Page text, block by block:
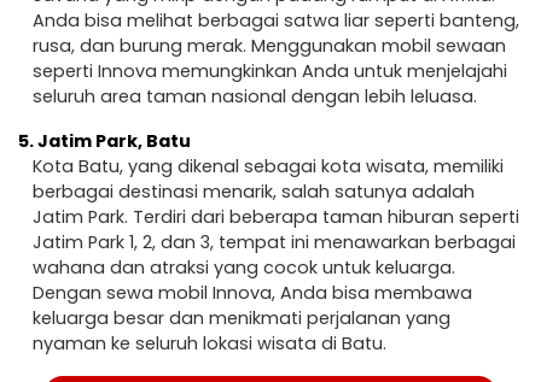
Anda bisa melihat berbagai satwa liar seperti banteng,
rusa, dan burung merak. Menggunakan mobil sewaan
seperti Innova memungkinkan Anda untuk menjelajahi
seluruh area taman nasional dengan lebih leluasa.
5.Jatim Park, Batu
Kota Batu, yang dikenal sebagai kota wisata, memiliki
berbagai destinasi menarik, salah satunya adalah
Jatim Park. Terdiri dari beberapa taman hiburan seperti
Jatim Park 1, 2, dan 3, tempat ini menawarkan berbagai
wahana dan atraksi yang cocok untuk keluarga.
Dengan sewa mobil Innova, Anda bisa membawa
keluarga besar dan menikmati perjalanan yang
nyaman ke seluruh lokasi wisata di Batu.